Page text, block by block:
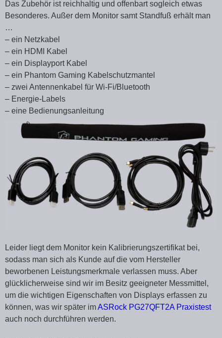
Das Zubehör ist reichhaltig und offenbart sogleich etwas
Besonderes. Außer dem Monitor samt Standfuß erhält man
…
– ein Netzkabel
– ein HDMI Kabel
– ein Displayport Kabel
– ein Phantom Gaming Kabelschutzmantel
– zwei Antennenkabel für Wi-Fi/Bluetooth
– Energie-Labels
– eine Bedienungsanleitung
Leider liegt dem Monitor kein Kalibrierungszertifikat bei,
sodass man sich als Kunde auf die vom Hersteller
beworbenen Leistungsmerkmale verlassen muss. Aber
glücklicherweise sind wir im Besitz geeigneter Messmittel,
um die wichtigen Eigenschaften von Displays erfassen zu
können, was wir später imASRock PG27QFT2A Praxistest
auch noch durchführen werden.